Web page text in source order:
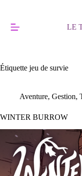
LE
Étiquette jeu de survie
Aventure, Gestion,
WINTER BURROW